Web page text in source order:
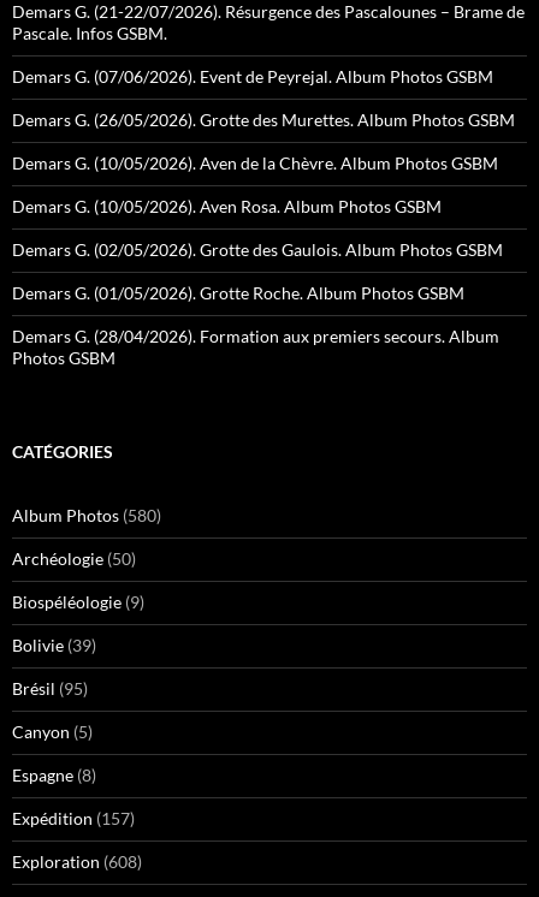
Demars G. (21-22/07/2026). Résurgence des Pascalounes – Brame de
Pascale. Infos GSBM.
Demars G. (07/06/2026). Event de Peyrejal. Album Photos GSBM
Demars G. (26/05/2026). Grotte des Murettes. Album Photos GSBM
Demars G. (10/05/2026). Aven de la Chèvre. Album Photos GSBM
Demars G. (10/05/2026). Aven Rosa. Album Photos GSBM
Demars G. (02/05/2026). Grotte des Gaulois. Album Photos GSBM
Demars G. (01/05/2026). Grotte Roche. Album Photos GSBM
Demars G. (28/04/2026). Formation aux premiers secours. Album
Photos GSBM
CATÉGORIES
Album Photos (580)
Archéologie (50)
Biospéléologie (9)
Bolivie (39)
Brésil (95)
Canyon (5)
Espagne (8)
Expédition (157)
Exploration (608)